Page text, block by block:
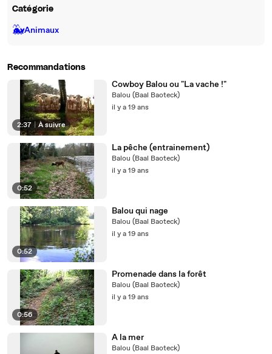
Catégorie
🐳Animaux
Recommandations
2:37 À suivre
Cowboy Balou ou "La vache !"
Balou (Baal Baoteck)
il y a 19 ans
0:52
La pêche (entrainement)
Balou (Baal Baoteck)
il y a 19 ans
0:52
Balou qui nage
Balou (Baal Baoteck)
il y a 19 ans
0:56
Promenade dans la forêt
Balou (Baal Baoteck)
il y a 19 ans
A la mer
Balou (Baal Baoteck)